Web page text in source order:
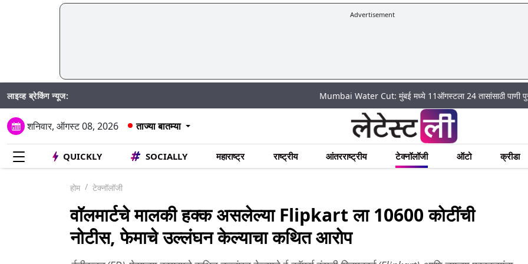
Advertisement
लाइव्ह ब्रेकिंग न्यूज: Mumbai Water Cut: मुंबई मध्ये 11ऑगस्टला 24 तासांसाठी पाणी पुरवठा
शनिवार, ऑगस्ट 08, 2026 ताज्या बातम्या
QUICKLY SOCIALLY महाराष्ट्र राष्ट्रीय आंतरराष्ट्रीय टेक्नॉलॉजी ऑटो क्रीडा
होम टेक्नॉलॉजी
वॉलमार्टचे मालकी हक्क असलेल्या Flipkart ला 10600 कोटींची
नोटीस, फेमाचे उल्लंघन केल्याचा कथित आरोप